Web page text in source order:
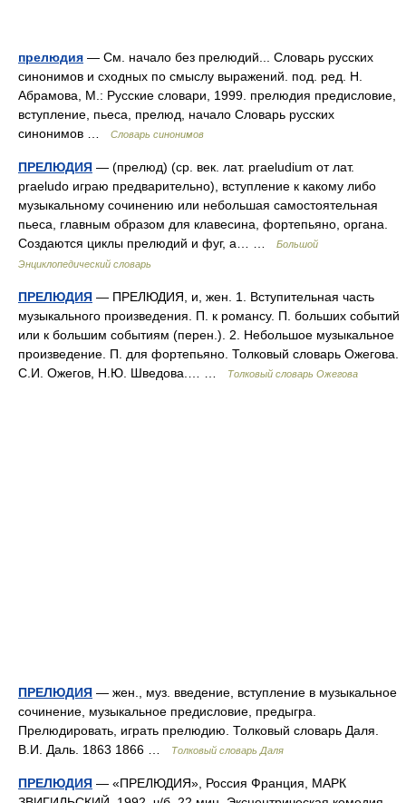
прелюдия — См. начало без прелюдий... Словарь русских
синонимов и сходных по смыслу выражений. под. ред. Н.
Абрамова, М.: Русские словари, 1999. прелюдия предисловие,
вступление, пьеса, прелюд, начало Словарь русских
синонимов …
Словарь синонимов
ПРЕЛЮДИЯ — (прелюд) (ср. век. лат. praeludium от лат.
praeludo играю предварительно), вступление к какому либо
музыкальному сочинению или небольшая самостоятельная
пьеса, главным образом для клавесина, фортепьяно, органа.
Создаются циклы прелюдий и фуг, а… …
Большой
Энциклопедический словарь
ПРЕЛЮДИЯ — ПРЕЛЮДИЯ, и, жен. 1. Вступительная часть
музыкального произведения. П. к романсу. П. больших событий
или к большим событиям (перен.). 2. Небольшое музыкальное
произведение. П. для фортепьяно. Толковый словарь Ожегова.
С.И. Ожегов, Н.Ю. Шведова.… …
Толковый словарь Ожегова
ПРЕЛЮДИЯ — жен., муз. введение, вступление в музыкальное
сочинение, музыкальное предисловие, предыгра.
Прелюдировать, играть прелюдию. Толковый словарь Даля.
В.И. Даль. 1863 1866 …
Толковый словарь Даля
ПРЕЛЮДИЯ — «ПРЕЛЮДИЯ», Россия Франция, МАРК